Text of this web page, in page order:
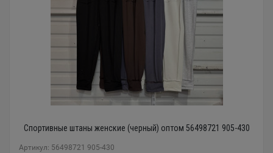
Спортивные штаны женские (черный) оптом 56498721 905-430
Артикул: 56498721 905-430